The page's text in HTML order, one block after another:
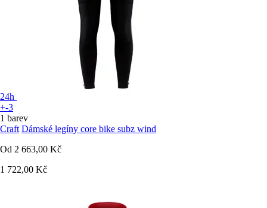
24h
+-3
1 barev
Craft Dámské legíny core bike subz wind
Od 2 663,00 Kč
1 722,00 Kč